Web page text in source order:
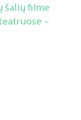
šalių filme
–